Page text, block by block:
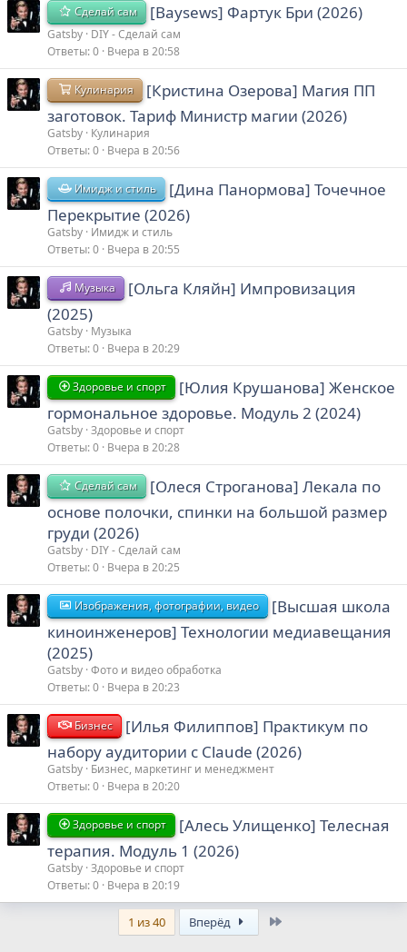
Сделай сам [Baysews] Фартук Бри (2026)
Gatsby DIY - Сделай сам
Ответы 0 Вчера в 20:58
Кулинария
[Кристина Озерова] Магия ПП
заготовок. Тариф Министр магии (2026)
Gatsby Кулинария
Ответы 0 Вчера в 20:56
Имидж и стиль
[Дина Панормова] Точечное
Перекрытие (2026)
Gatsby Имидж и стиль
Ответы 0 Вчера в 20:55
Музыка
[Ольга Кляйн] Импровизация
(2025)
Gatsby Музыка
Ответы 0 Вчера в 20:29
Здоровье и спорт
[Юлия Крушанова] Женское
гормональное здоровье. Модуль 2 (2024)
Gatsby Здоровье и спорт
Ответы 0 Вчера в 20:28
Сделай сам
[Олеся Строганова] Лекала по
основе полочки, спинки на большой размер
груди (2026)
Gatsby DIY - Сделай сам
Ответы 0 Вчера в 20:25
Изображения, фотографии, видео
[Высшая школа
киноинженеров] Технологии медиавещания
(2025)
Gatsby Фото и видео обработка
Ответы 0 Вчера в 20:23
Бизнес
[Илья Филиппов] Практикум по
набору аудитории с Claude (2026)
Gatsby Бизнес, маркетинг и менеджмент
Ответы 0 Вчера в 20:20
Здоровье и спорт
[Алесь Улищенко] Телесная
терапия. Модуль 1 (2026)
Gatsby Здоровье и спорт
Ответы 0 Вчера в 20:19
1 из 40 Вперёд